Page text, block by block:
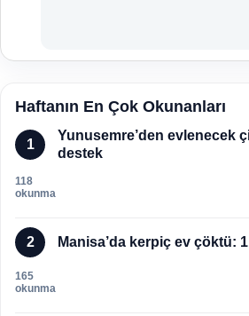
Haftanın En Çok Okunanları
1
Yunusemre’den evlenecek
destek
118
okunma
2 Manisa’da kerpiç ev çöktü: 1
165
okunma